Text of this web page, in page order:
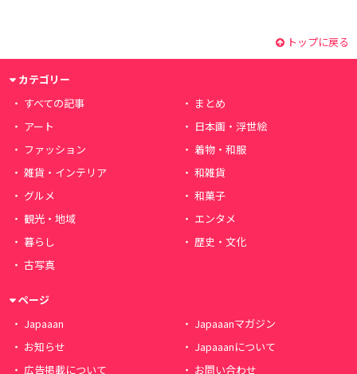
トップに戻る
カテゴリー
すべての記事
まとめ
アート
日本画・浮世絵
ファッション
着物・和服
雑貨・インテリア
和雑貨
グルメ
和菓子
観光・地域
エンタメ
暮らし
歴史・文化
古写真
ページ
Japaaan
Japaaanマガジン
お知らせ
Japaaanについて
広告掲載について
お問い合わせ